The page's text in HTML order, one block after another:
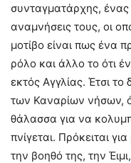
συνταγματάρχης, ένας
αναμνήσεις τους, οι
μοτίβο είναι πως ένα
ρόλο και άλλο το ότι
εκτός Αγγλίας. Έτσι
των Καναρίων νήσων,
θάλασσα για να
πνίγεται. Πρόκειται
την βοηθό της, την